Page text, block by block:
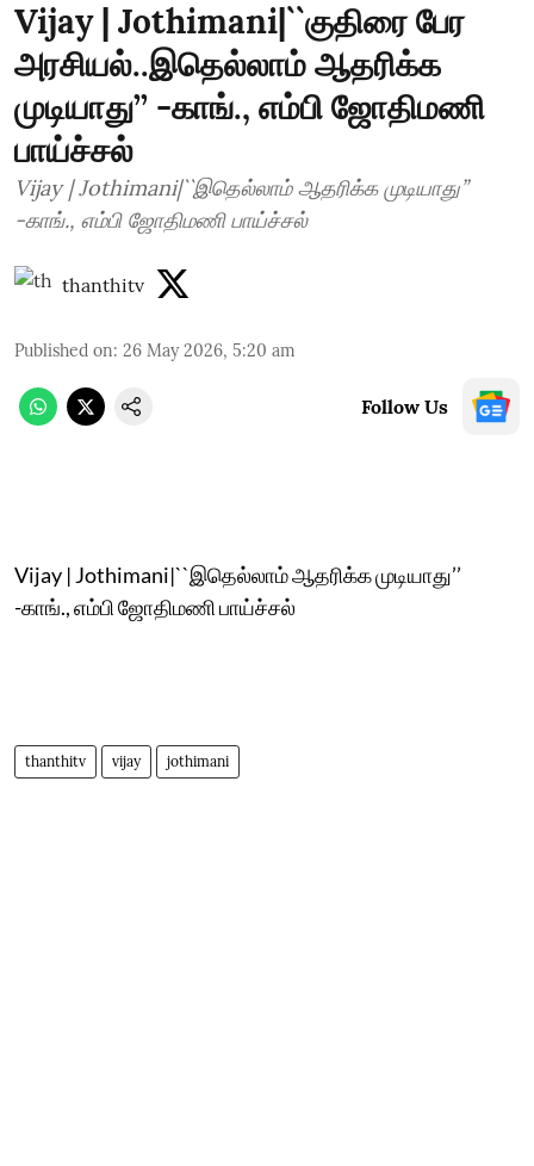
Vijay | Jothimani|``குதிரை பேர
அரசியல்..இதெல்லாம் ஆதரிக்க
முடியாது’’ -காங்., எம்பி ஜோதிமணி
பாய்ச்சல்
Vijay | Jothimani|``இதெல்லாம் ஆதரிக்க முடியாது’’
-காங்., எம்பி ஜோதிமணி பாய்ச்சல்
thanthitv
Published on: 26 May 2026, 5:20 am
Follow Us
Vijay | Jothimani|``இதெல்லாம் ஆதரிக்க முடியாது’’
-காங்., எம்பி ஜோதிமணி பாய்ச்சல்
thanthitv vijay jothimani